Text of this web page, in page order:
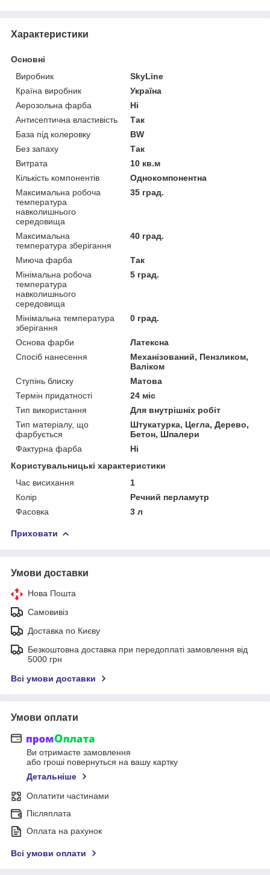
Характеристики
Основні
Виробник
SkyLine
Країна виробник
Україна
Аерозольна фарба
Ні
Антисептична властивість
Так
База під колеровку
BW
Без запаху
Так
Витрата
10 кв.м
Кількість компонентів
Однокомпонентна
Максимальна робоча
температура
навколишнього
середовища
35 град.
Максимальна
температура зберігання
40 град.
Миюча фарба
Так
Мінімальна робоча
температура
навколишнього
середовища
5 град.
Мінімальна температура
зберігання
0 град.
Основа фарби
Латексна
Спосіб нанесення
Механізований, Пензликом,
Валіком
Ступінь блиску
Матова
Термін придатності
24 міс
Тип використання
Для внутрішніх робіт
Тип матеріалу, що
фарбується
Штукатурка, Цегла, Дерево,
Бетон, Шпалери
Фактурна фарба
Ні
Користувальницькі характеристики
Час висихання
1
Колір
Речний перламутр
Фасовка
3 л
Приховати
Умови доставки
Нова Пошта
Самовивіз
Доставка по Києву
Безкоштовна доставка при передоплаті замовлення від
5000 грн
Всі умови доставки
Умови оплати
Ви отримаєте замовлення
або гроші повернуться на вашу картку
Детальніше
Оплатити частинами
Післяплата
Оплата на рахунок
Всі умови оплати